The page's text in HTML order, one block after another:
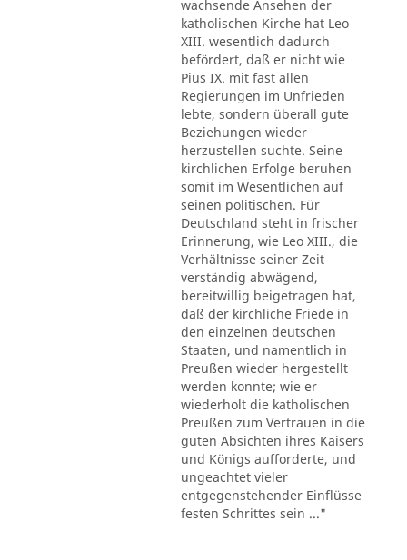
wachsende Ansehen der
katholischen Kirche hat Leo
XIII. wesentlich dadurch
befördert, daß er nicht wie
Pius IX. mit fast allen
Regierungen im Unfrieden
lebte, sondern überall gute
Beziehungen wieder
herzustellen suchte. Seine
kirchlichen Erfolge beruhen
somit im Wesentlichen auf
seinen politischen. Für
Deutschland steht in frischer
Erinnerung, wie Leo XIII., die
Verhältnisse seiner Zeit
verständig abwägend,
bereitwillig beigetragen hat,
daß der kirchliche Friede in
den einzelnen deutschen
Staaten, und namentlich in
Preußen wieder hergestellt
werden konnte; wie er
wiederholt die katholischen
Preußen zum Vertrauen in die
guten Absichten ihres Kaisers
und Königs aufforderte, und
ungeachtet vieler
entgegenstehender Einflüsse
festen Schrittes sein ..."